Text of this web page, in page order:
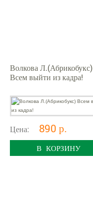
Волкова Л.(Абрикобукс)
Всем выйти из кадра!
Цена: 890 р.
В КОРЗИНУ